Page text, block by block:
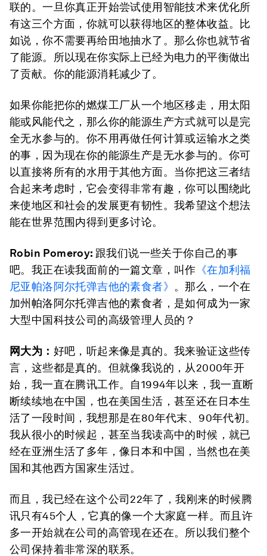
联的。一旦你真正开始尝试使用智能技术来优化所
有这三个方面，你就可以获得地区的整体收益。比
如说，你不需要再给田地抽水了。那么你也就节省
了能源。所以现在你实际上已经为电力的平衡做出
了贡献。你的能源消耗减少了。
如果你能把你的燃煤工厂从一个地区移走，用太阳
能或风能代之，那么你的能源生产方式就可以是完
全无水参与的。你不用再做任何计算或运输水之类
的事，因为现在你的能源生产是无水参与的。你可
以直接将所有的水用于其他方面。当你把这三者结
合起来考虑时，它会变得非常有趣，你可以围绕此
来使地区和社会的发展更有韧性。我希望这个想法
能在世界范围内得到更多讨论。
Robin Pomeroy: 跟我们说一些关于你自己的事
吧。我正在读我面前的一篇文章，叫作 《在加利福
尼亚帕洛阿尔托弹吉他的素食者》 。那么，一个在
加州帕洛阿尔托弹吉他的素食者，是如何成为一家
大型中国科技公司的高级管理人员的？
网大为： 好吧，听起来像是真的。我来验证这些传
言，这些都是真的。但就像我说的，从2000年开
始，我一直在腾讯工作。自1994年以来，我一直断
断续续地在中国，也在美国生活，甚至还在日本生
活了一段时间，我想那是在80年代末、90年代初。
我从很小的时候起，甚至当我读高中的时候，就已
经在亚洲生活了多年，像日本和中国，当然也在美
国和其他西方国家生活过。
而且，我已经在这个公司22年了，我刚来的时候腾
讯只有45个人，它真的像一个大家庭一样。而且许
多一开始就在公司的高管现在还在。所以我们整个
公司保持着非常深的联系。